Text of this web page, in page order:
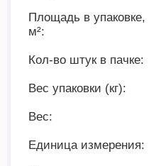
Площадь в упаковке,
м²:
Кол-во штук в пачке:
Вес упаковки (кг):
Вес:
Единица измерения: